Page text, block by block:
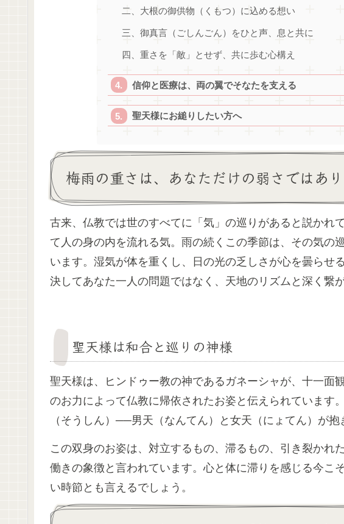
二、大根の御供物（くもつ）に込める想い
三、御真言（ごしんごん）をひと声、息と共に
四、重さを「敵」とせず、共に歩む心構え
信仰と医療は、両の翼でそなたを支える
聖天様にお縋りしたい方へ
梅雨の重さは、あなただけの弱さではあ
古来、仏教では世のすべてに「気」の巡りがあると説かれ
て人の身の内を流れる気。雨の続くこの季節は、その気の
います。湿気が体を重くし、日の光の乏しさが心を曇らせ
決してあなた一人の問題ではなく、天地のリズムと深く繋
聖天様は和合と巡りの神様
聖天様は、ヒンドゥー教の神であるガネーシャが、十一面
のお力によって仏教に帰依されたお姿と伝えられています
（そうしん）──男天（なんてん）と女天（にょてん）が抱
この双身のお姿は、対立するもの、滞るもの、引き裂かれ
働きの象徴と言われています。心と体に滞りを感じる今こ
い時節とも言えるでしょう。